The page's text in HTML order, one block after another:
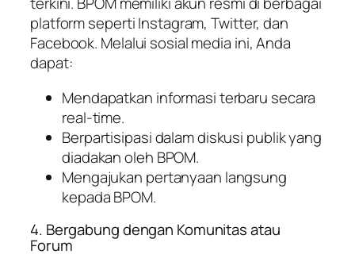
platform seperti Instagram, Twitter, dan
Facebook. Melalui sosial media ini, Anda
dapat:
Mendapatkan informasi terbaru secara
real-time.
Berpartisipasi dalam diskusi publik yang
diadakan oleh BPOM.
Mengajukan pertanyaan langsung
kepada BPOM.
4. Bergabung dengan Komunitas atau
Forum